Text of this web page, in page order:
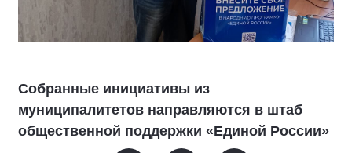
Собранные инициативы из
муниципалитетов направляются в штаб
общественной поддержки «Единой России»